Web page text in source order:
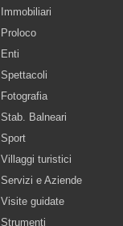
Immobiliari
Proloco
Enti
Spettacoli
Fotografia
Stab. Balneari
Sport
Villaggi turistici
Servizi e Aziende
Visite guidate
Strumenti